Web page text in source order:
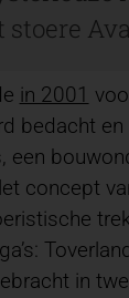
stoere
in 2001
bedacht
een
concept
in